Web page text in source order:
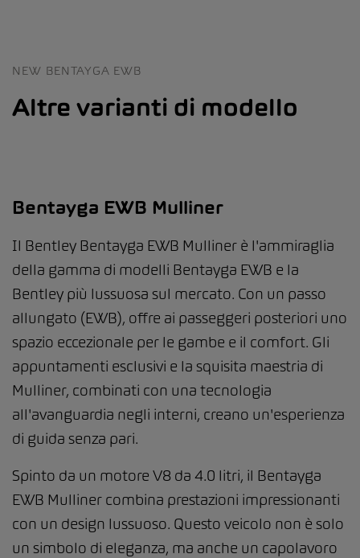
NEW BENTAYGA EWB
Altre varianti di modello
Bentayga EWB Mulliner
Il Bentley Bentayga EWB Mulliner è l'ammiraglia
della gamma di modelli Bentayga EWB e la
Bentley più lussuosa sul mercato. Con un passo
allungato (EWB), offre ai passeggeri posteriori uno
spazio eccezionale per le gambe e il comfort. Gli
appuntamenti esclusivi e la squisita maestria di
Mulliner, combinati con una tecnologia
all'avanguardia negli interni, creano un'esperienza
di guida senza pari.
Spinto da un motore V8 da 4.0 litri, il Bentayga
EWB Mulliner combina prestazioni impressionanti
con un design lussuoso. Questo veicolo non è solo
un simbolo di eleganza, ma anche un capolavoro